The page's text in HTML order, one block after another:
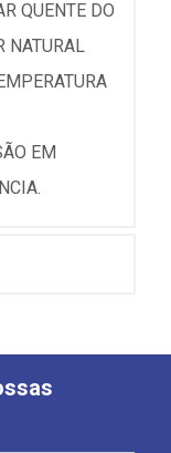
QUENTE DO
NATURAL
EM